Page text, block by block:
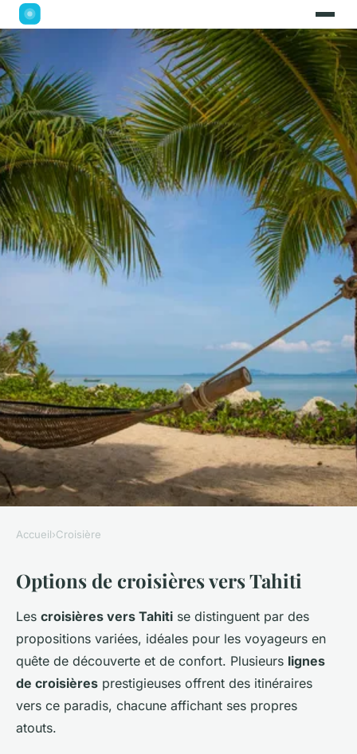
Échappée belle : partir en
croisière à Tahiti au départ
des USA
Alexandre
Accueil›Croisière
Options de croisières vers Tahiti
Les croisières vers Tahiti se distinguent par des
propositions variées, idéales pour les voyageurs en
quête de découverte et de confort. Plusieurs lignes
de croisières prestigieuses offrent des itinéraires
vers ce paradis, chacune affichant ses propres
atouts.